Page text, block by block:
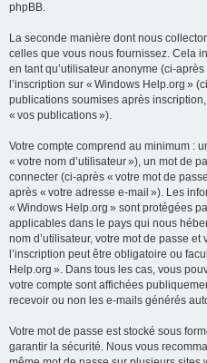
phpBB.
La seconde manière dont nous
celles que vous nous fournissez. Cela
en tant qu’utilisateur anonyme (ci-
l’inscription sur « Windows Help.org »
publications soumises après
« vos publications »).
Votre compte comprend au minimum :
« votre nom d’utilisateur »), un mot de
connecter (ci-après « votre mot de
après « votre adresse e-mail »). Les
« Windows Help.org » sont protégées
applicables dans le pays qui nous
nom d’utilisateur, votre mot de passe
l’inscription peut être obligatoire ou
Help.org ». Dans tous les cas, vous
votre compte sont affichées
recevoir ou non les e-mails générés
Votre mot de passe est stocké sous
garantir la sécurité. Nous vous